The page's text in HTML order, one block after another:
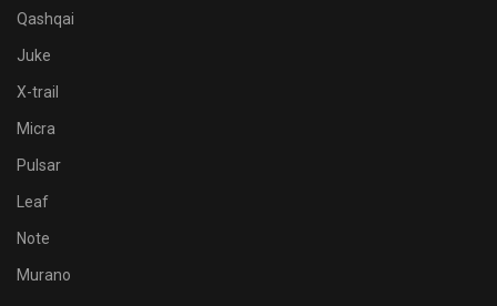
Qashqai
Juke
X-trail
Micra
Pulsar
Leaf
Note
Murano